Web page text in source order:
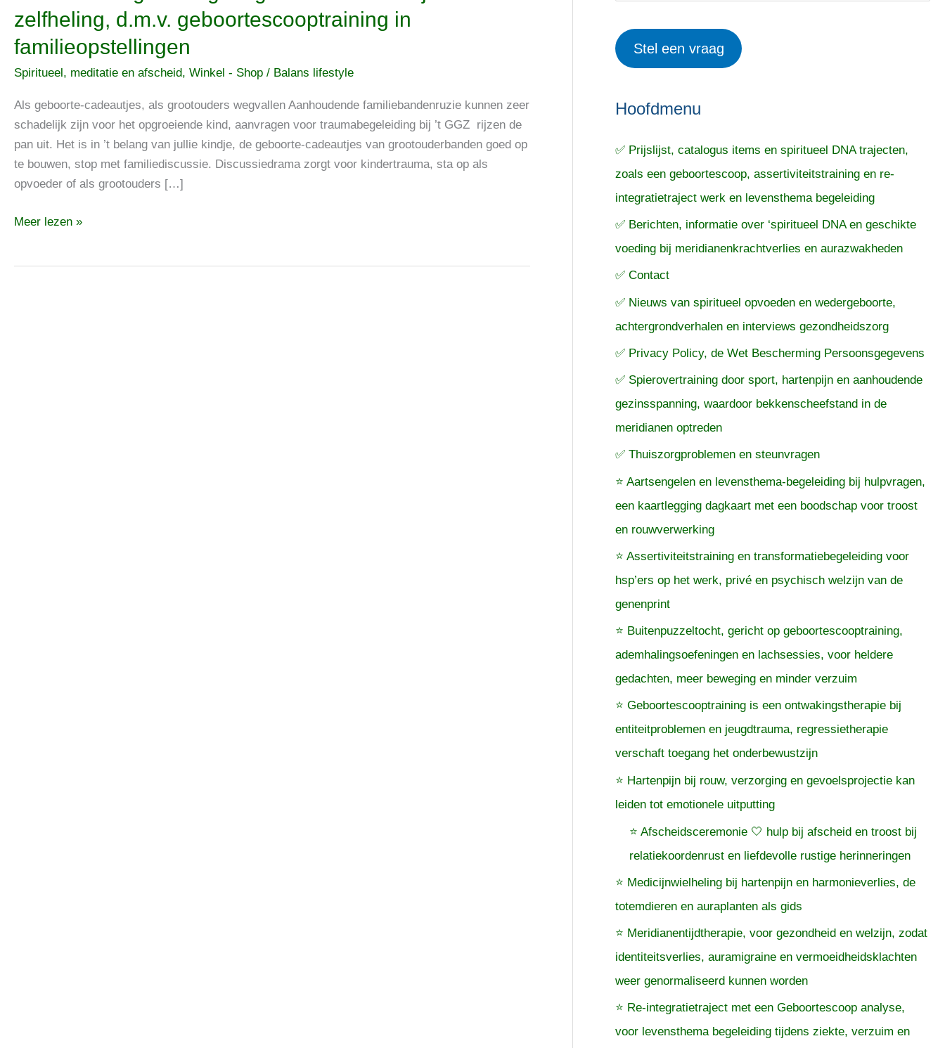
zelfheling, d.m.v. geboortescooptraining in
familieopstellingen
Spiritueel, meditatie en afscheid, Winkel - Shop / Balans lifestyle
Als geboorte-cadeautjes, als grootouders wegvallen Aanhoudende familiebandenruzie kunnen zeer
schadelijk zijn voor het opgroeiende kind, aanvragen voor traumabegeleiding bij ’t GGZ rijzen de
pan uit. Het is in ’t belang van jullie kindje, de geboorte-cadeautjes van grootouderbanden goed op
te bouwen, stop met familiediscussie. Discussiedrama zorgt voor kindertrauma, sta op als
opvoeder of als grootouders […]
de
geboorte-
cadeautjes
zelfheling,
d.m.v.
geboortescooptraining
in
familieopstellingen
Meer lezen »
e
n
e
k
a
r
:
Stel een vraag
Hoofdmenu
✅ Prijslijst, catalogus items en spiritueel DNA trajecten,
zoals een geboortescoop, assertiviteitstraining en re-
integratietraject werk en levensthema begeleiding
✅ Berichten, informatie over ‘spiritueel DNA en geschikte
voeding bij meridianenkrachtverlies en aurazwakheden
✅ Contact
✅ Nieuws van spiritueel opvoeden en wedergeboorte,
achtergrondverhalen en interviews gezondheidszorg
✅ Privacy Policy, de Wet Bescherming Persoonsgegevens
✅ Spierovertraining door sport, hartenpijn en aanhoudende
gezinsspanning, waardoor bekkenscheefstand in de
meridianen optreden
✅ Thuiszorgproblemen en steunvragen
⭐ Aartsengelen en levensthema-begeleiding bij hulpvragen,
een kaartlegging dagkaart met een boodschap voor troost
en rouwverwerking
⭐ Assertiviteitstraining en transformatiebegeleiding voor
hsp’ers op het werk, privé en psychisch welzijn van de
genenprint
⭐ Buitenpuzzeltocht, gericht op geboortescooptraining,
ademhalingsoefeningen en lachsessies, voor heldere
gedachten, meer beweging en minder verzuim
⭐ Geboortescooptraining is een ontwakingstherapie bij
entiteitproblemen en jeugdtrauma, regressietherapie
verschaft toegang het onderbewustzijn
⭐ Hartenpijn bij rouw, verzorging en gevoelsprojectie kan
leiden tot emotionele uitputting
⭐ Afscheidsceremonie 🤍 hulp bij afscheid en troost bij
relatiekoordenrust en liefdevolle rustige herinneringen
⭐ Medicijnwielheling bij hartenpijn en harmonieverlies, de
totemdieren en auraplanten als gids
⭐ Meridianentijdtherapie, voor gezondheid en welzijn, zodat
identiteitsverlies, auramigraine en vermoeidheidsklachten
weer genormaliseerd kunnen worden
⭐ Re-integratietraject met een Geboortescoop analyse,
voor levensthema begeleiding tijdens ziekte, verzuim en
p
n